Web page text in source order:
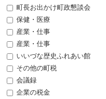
町長お出かけ町政懇談会
保健・医療
産業・仕事
産業・仕事
いいづな歴史ふれあい館
その他の町税
会議録
企業の税金